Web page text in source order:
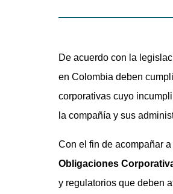
De acuerdo con la
en Colombia deben
corporativas cuyo
la compañía y sus
Con el fin de acompañar
Obligaciones
y regulatorios que deben